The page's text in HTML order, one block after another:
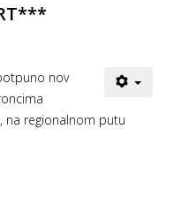
nov
na regionalnom putu